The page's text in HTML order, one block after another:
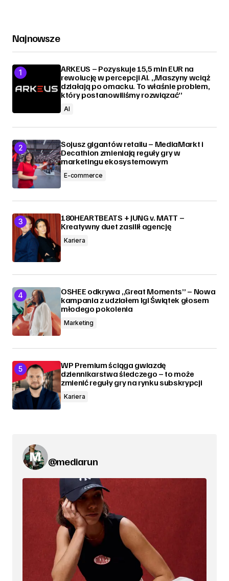
Najnowsze
ARKEUS – Pozyskuje 15,5 mln EUR na
rewolucję w percepcji AI. „Maszyny wciąż
działają po omacku. To właśnie problem,
który postanowiliśmy rozwiązać”
AI
Sojusz gigantów retailu – MediaMarkt i
Decathlon zmieniają reguły gry w
marketingu ekosystemowym
E-commerce
180HEARTBEATS + JUNG v. MATT –
Kreatywny duet zasilił agencję
Kariera
OSHEE odkrywa „Great Moments” – Nowa
kampania z udziałem Igi Świątek głosem
młodego pokolenia
Marketing
WP Premium ściąga gwiazdę
dziennikarstwa śledczego – to może
zmienić reguły gry na rynku subskrypcji
Kariera
@mediarun